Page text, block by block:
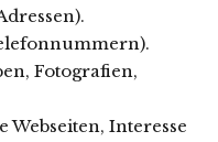
Fotografien,
Webseiten, Interesse